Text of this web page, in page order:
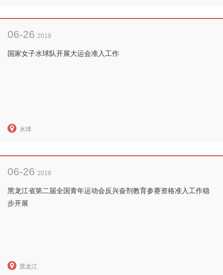
06-26 2019
国家女子水球队开展大运会准入工作
水球
06-26 2019
黑龙江省第二届全国青年运动会反兴奋剂教育参赛资格准入工作稳
步开展
黑龙江